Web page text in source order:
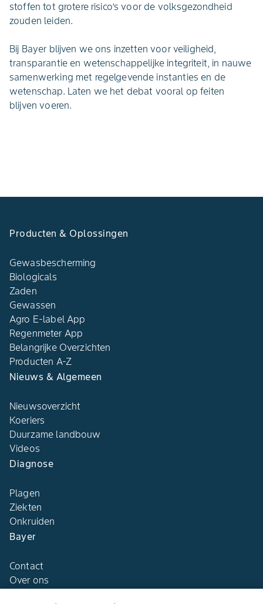
stoffen tot grotere risico’s voor de volksgezondheid
zouden leiden.
Bij Bayer blijven we ons inzetten voor veiligheid,
transparantie en wetenschappelijke integriteit, in nauwe
samenwerking met regelgevende instanties en de
wetenschap. Laten we het debat vooral op feiten
blijven voeren.
Producten & Oplossingen
Gewasbescherming
Biologicals
Zaden
Gewassen
Agro E-label App
Regenmeter App
Belangrijke Overzichten
Producten A-Z
Nieuws & Algemeen
Nieuwsoverzicht
Koeriers
Duurzame landbouw
Videos
Diagnose
Plagen
Ziekten
Onkruiden
Bayer
Contact
Over ons